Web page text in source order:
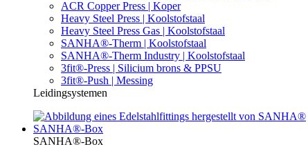
ACR Copper Press | Koper
Heavy Steel Press | Koolstofstaal
Heavy Steel Press Gas | Koolstofstaal
SANHA®-Therm | Koolstofstaal
SANHA®-Therm Industry | Koolstofstaal
3fit®-Press | Silicium brons & PPSU
3fit®-Push | Messing
Leidingsystemen
SANHA®-Box
SANHA®-Box